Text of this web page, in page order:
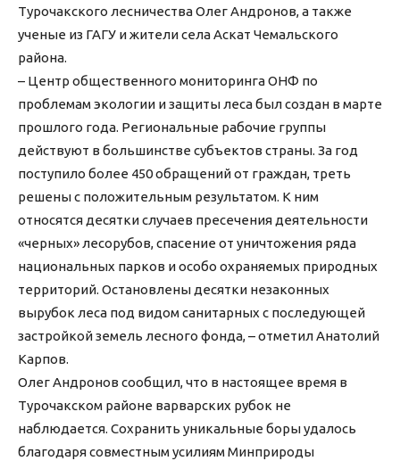
Турочакского лесничества Олег Андронов, а также
ученые из ГАГУ и жители села Аскат Чемальского
района.
– Центр общественного мониторинга ОНФ по
проблемам экологии и защиты леса был создан в марте
прошлого года. Региональные рабочие группы
действуют в большинстве субъектов страны. За год
поступило более 450 обращений от граждан, треть
решены с положительным результатом. К ним
относятся десятки случаев пресечения деятельности
«черных» лесорубов, спасение от уничтожения ряда
национальных парков и особо охраняемых природных
территорий. Остановлены десятки незаконных
вырубок леса под видом санитарных с последующей
застройкой земель лесного фонда, – отметил Анатолий
Карпов.
Олег Андронов сообщил, что в настоящее время в
Турочакском районе варварских рубок не
наблюдается. Сохранить уникальные боры удалось
благодаря совместным усилиям Минприроды